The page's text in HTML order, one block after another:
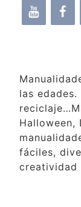
las
Halloween,
fáciles,
creatividad